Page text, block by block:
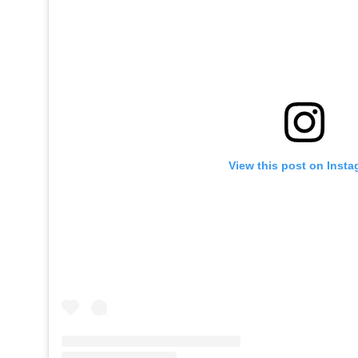
View this post on